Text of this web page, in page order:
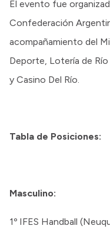
El evento fue
Confederación
acompañamiento del
Deporte, Lotería de
y Casino Del Río.
Tabla de Posiciones:
Masculino:
1º IFES Handball